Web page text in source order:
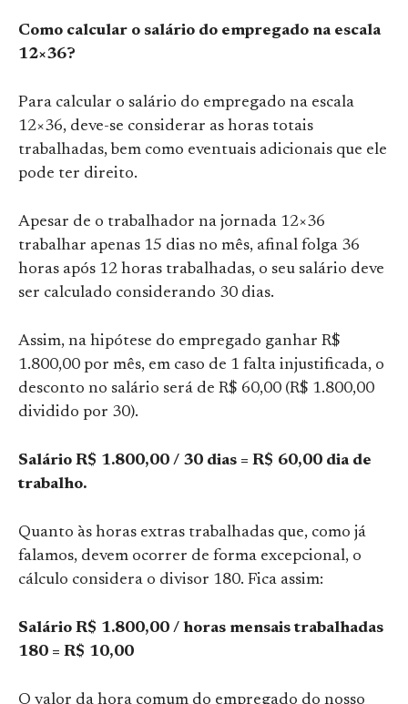
Como calcular o salário do empregado na escala
12×36?
Para calcular o salário do empregado na escala
12×36, deve-se considerar as horas totais
trabalhadas, bem como eventuais adicionais que ele
pode ter direito.
Apesar de o trabalhador na jornada 12×36
trabalhar apenas 15 dias no mês, afinal folga 36
horas após 12 horas trabalhadas, o seu salário deve
ser calculado considerando 30 dias.
Assim, na hipótese do empregado ganhar R$
1.800,00 por mês, em caso de 1 falta injustificada, o
desconto no salário será de R$ 60,00 (R$ 1.800,00
dividido por 30).
Salário R$ 1.800,00 / 30 dias = R$ 60,00 dia de
trabalho.
Quanto às horas extras trabalhadas que, como já
falamos, devem ocorrer de forma excepcional, o
cálculo considera o divisor 180. Fica assim:
Salário R$ 1.800,00 / horas mensais trabalhadas
180 = R$ 10,00
O valor da hora comum do empregado do nosso